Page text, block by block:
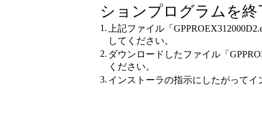
ションプログラムを
1.
上記ファイル「
してください。
2. ダウンロードしたファイル「
ください。
3. インストーラの指示にしたがって